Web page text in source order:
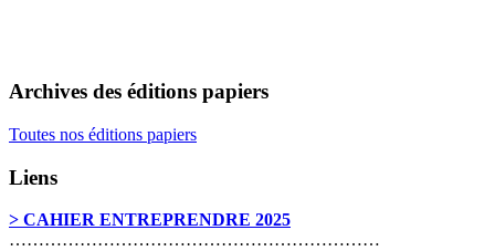
Archives des éditions papiers
Toutes nos éditions papiers
Liens
> CAHIER ENTREPRENDRE 2025
………………………………………………………